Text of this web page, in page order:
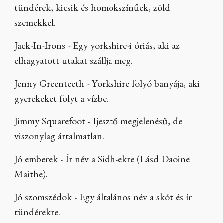
tündérek, kicsik és homokszínűek, zöld
szemekkel.
Jack-In-Irons - Egy yorkshire-i óriás, aki az
elhagyatott utakat szállja meg.
Jenny Greenteeth - Yorkshire folyó banyája, aki
gyerekeket folyt a vízbe.
Jimmy Squarefoot - Ijesztő megjelenésű, de
viszonylag ártalmatlan.
Jó emberek - Ír név a Sidh-ekre (Lásd Daoine
Maithe).
Jó szomszédok - Egy általános név a skót és ír
tündérekre.